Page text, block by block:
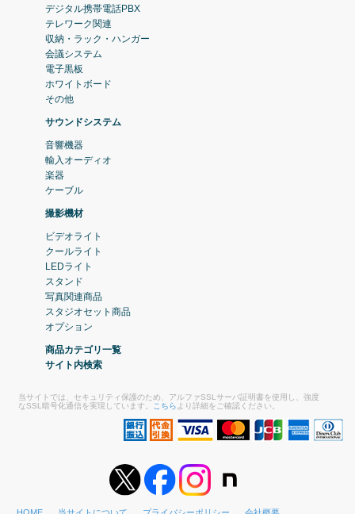
デジタル携帯電話PBX
テレワーク関連
収納・ラック・ハンガー
会議システム
電子黒板
ホワイトボード
その他
サウンドシステム
音響機器
輸入オーディオ
楽器
ケーブル
撮影機材
ビデオライト
クールライト
LEDライト
スタンド
写真関連商品
スタジオセット商品
オプション
商品カテゴリ一覧
サイト内検索
当サイトでは、セキュリティ保護のため、アルファSSLサーバ証明書を使用し、強度
なSSL暗号化通信を実現しています。
こちら より詳細をご確認ください。